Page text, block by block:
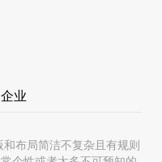
业
布局简洁不复杂且有规则